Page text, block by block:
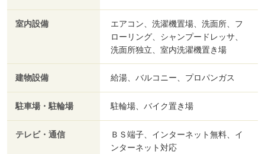
室内設備
エアコン、洗濯機置場、洗面所、フ
ローリング、シャンプードレッサ、
洗面所独立、室内洗濯機置き場
建物設備 給湯、バルコニー、プロパンガス
駐車場・駐輪場 駐輪場、バイク置き場
テレビ・通信
ＢＳ端子、インターネット無料、イ
ンターネット対応